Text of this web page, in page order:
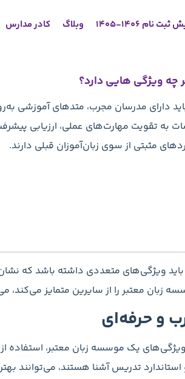
ثبت نام 1406-1405 وبلاگ کادر مدارس
چه ویژگی‌‌ هایی دارد؟
دارای مدرسان مجرب، متدهای آموزشی
تقویت مهارت‌های عملی، ارزیابی پیشرفت
مثبتی از سوی زبان‌آموزان قبلی دارند.
ویژگی‌های متعددی داشته باشد که
زبان معتبر را از سایرین متمایز می‌کند،
و حرفه‌ای
یک موسسه زبان معتبر، استفاده
تدریس آشنا هستند، می‌توانند بهتر